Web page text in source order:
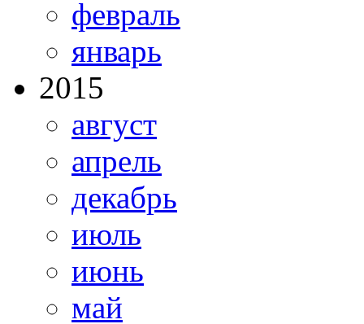
февраль
январь
2015
август
апрель
декабрь
июль
июнь
май